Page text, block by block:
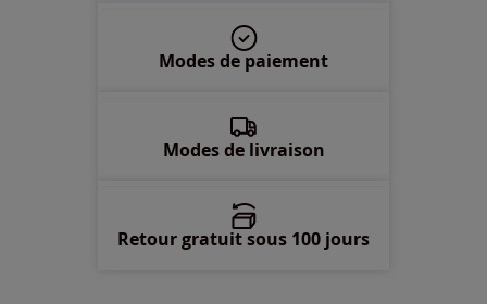
Modes de paiement
Modes de livraison
Retour gratuit sous 100 jours